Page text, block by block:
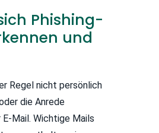
Phishing-
und
Regel nicht persönlich
die Anrede
Mail. Wichtige Mails